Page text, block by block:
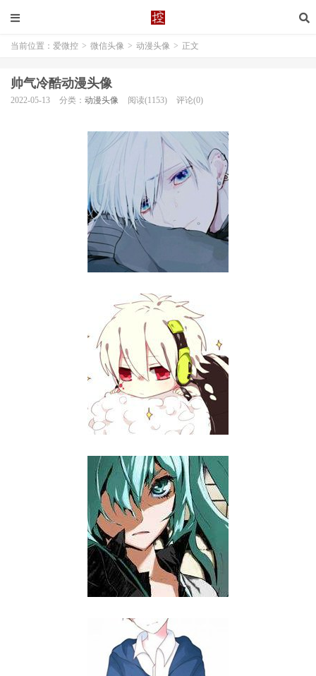
当前位置： 爱微控 > 微信头像 > 动漫头像 > 正文
帅气冷酷动漫头像
2022-05-13 分类： 动漫头像 阅读(1153) 评论(0)